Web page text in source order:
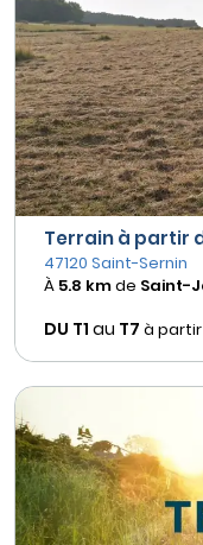
Terrain à partir
47120 Saint-Sernin
À 5.8 kmde Saint-
DU T1 au T7 à